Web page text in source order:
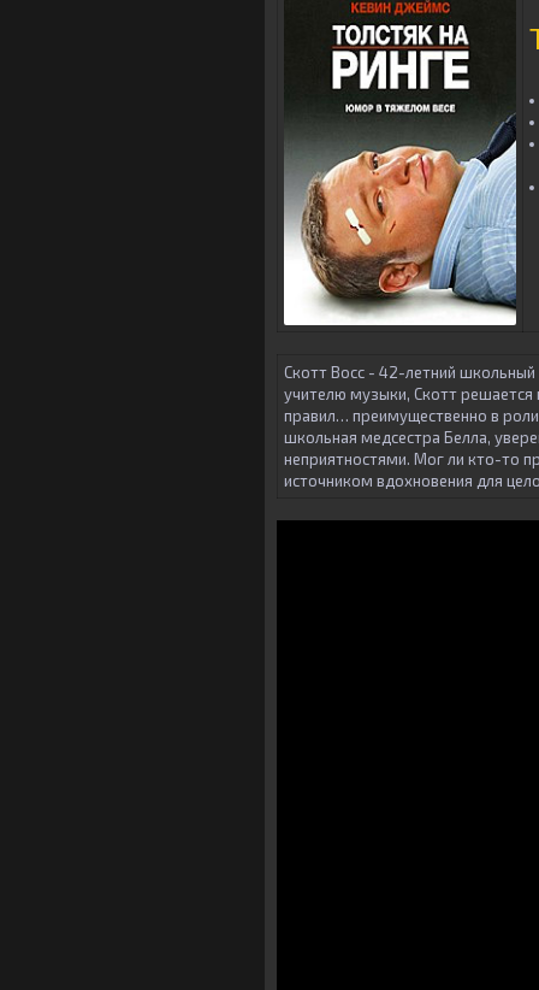
Скотт Восс - 42-летний
учителю музыки, Скотт решается
правил… преимущественно в
школьная медсестра Белла,
неприятностями. Мог ли кто-то
источником вдохновения для